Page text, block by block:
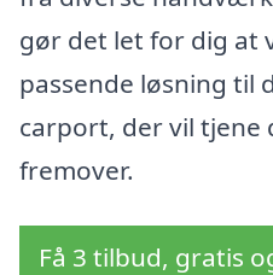
gør det let for dig at
passende løsning til
carport, der vil tjene
fremover.
Få 3 tilbud, gratis